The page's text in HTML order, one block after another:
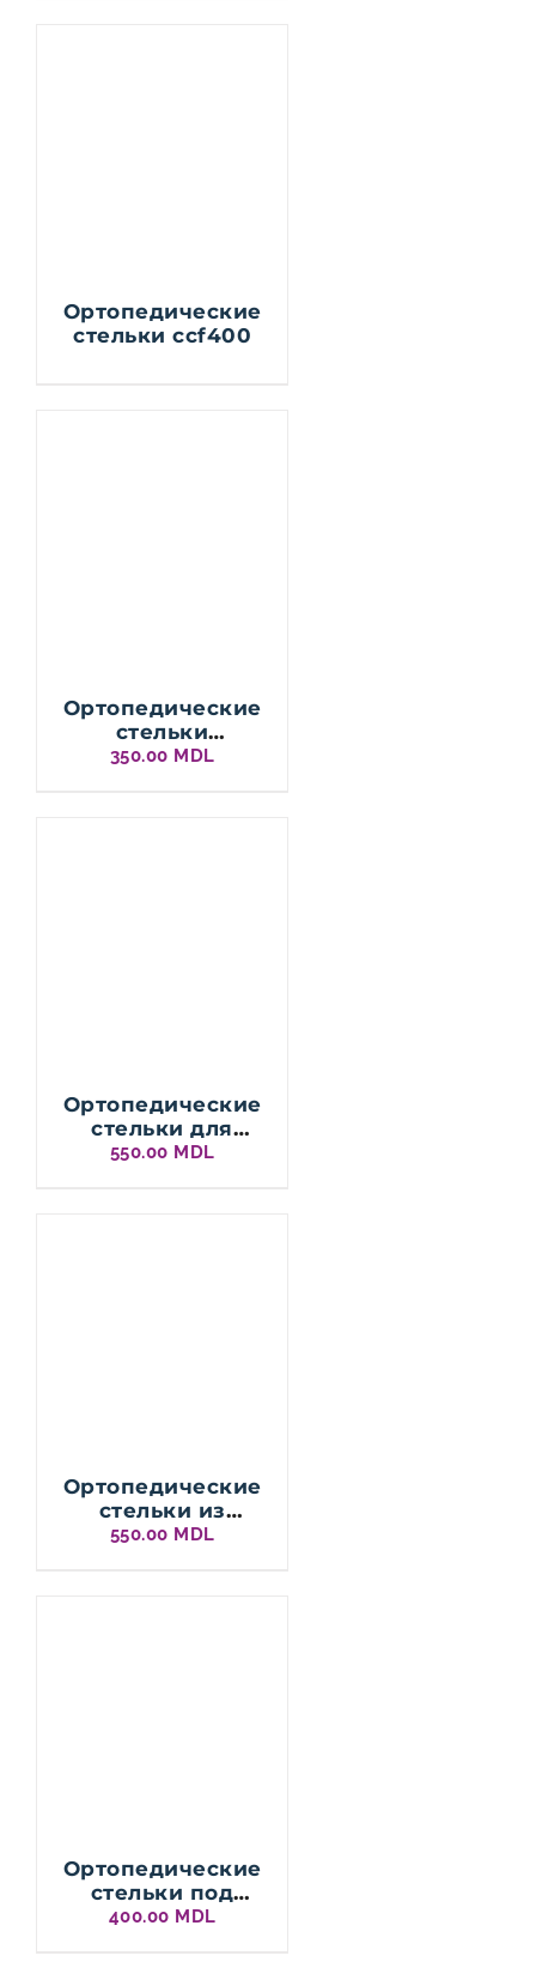
Ортопедические
стельки ccf400
Ортопедические
стельки
PREMIUM / Typ 2
350.00 MDL
Ортопедические
стельки для
пятки cc212
550.00 MDL
Ортопедические
стельки из
силикона CC209
550.00 MDL
Ортопедические
стельки под
пятку cc211
400.00 MDL